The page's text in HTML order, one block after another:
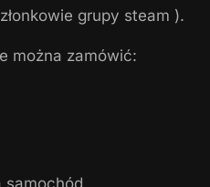
grupy steam ).
można zamówić:
samochód,